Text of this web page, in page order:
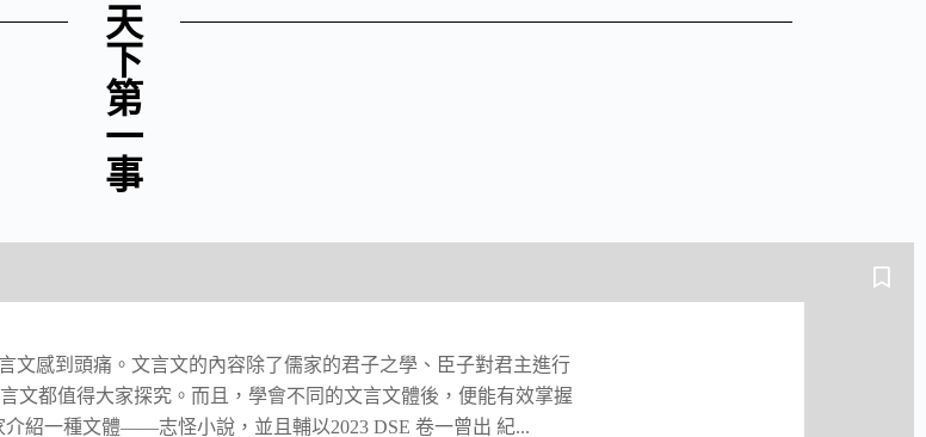
天
下
第
一
事
文感到頭痛。文言文的內容除了儒家的君子之學、臣子對君主進行
文都值得大家探究。而且，學會不同的文言文體後，便能有效掌握
紹一種文體——志怪小說，並且輔以2023 DSE 卷一曾出 紀...